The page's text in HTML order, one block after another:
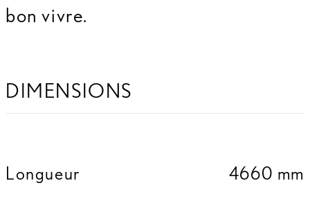
bon vivre.
DIMENSIONS
Longueur 4660 mm